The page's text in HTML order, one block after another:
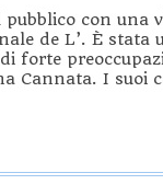
con una
de L’. È stata
forte
Cannata. I suoi